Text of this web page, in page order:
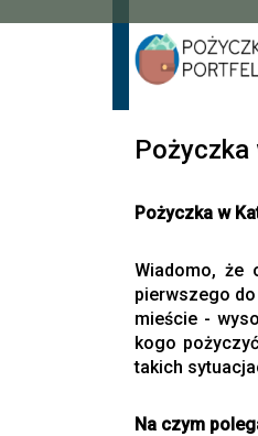
Pożyczka w
Wiadomo, że
pierwszego
mieście -
kogo
takich
Na czym